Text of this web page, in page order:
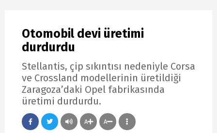
Otomobil devi üretimi
durdurdu
Stellantis, çip sıkıntısı nedeniyle Corsa
ve Crossland modellerinin üretildiği
Zaragoza’daki Opel fabrikasında
üretimi durdurdu.
A A